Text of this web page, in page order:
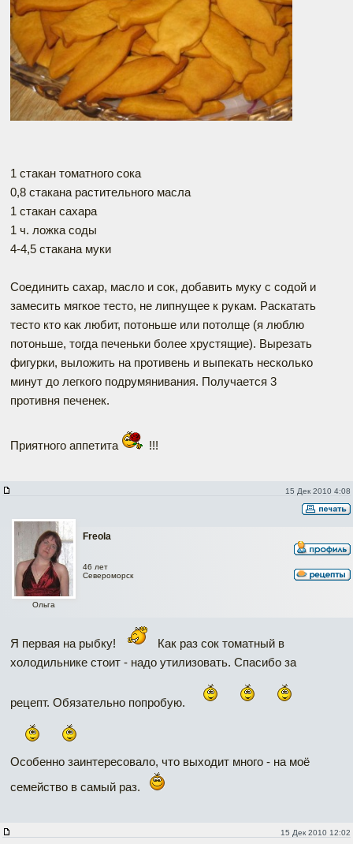
1 стакан томатного сока
0,8 стакана растительного масла
1 стакан сахара
1 ч. ложка соды
4-4,5 стакана муки
Соединить сахар, масло и сок, добавить муку с содой и
замесить мягкое тесто, не липнущее к рукам. Раскатать
тесто кто как любит, потоньше или потолще (я люблю
потоньше, тогда печеньки более хрустящие). Вырезать
фигурки, выложить на противень и выпекать несколько
минут до легкого подрумянивания. Получается 3
противня печенек.
Приятного аппетита !!!
15 Дек 2010 4:08
Freola
Ольга
46 лет
Североморск
Я первая на рыбку!
Как раз сок томатный в
холодильнике стоит - надо утилизовать. Спасибо за
рецепт. Обязательно попробую.
Особенно заинтересовало, что выходит много - на моё
семейство в самый раз.
15 Дек 2010 12:02